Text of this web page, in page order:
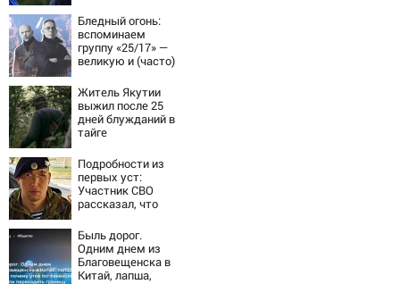
Бледный огонь:
вспоминаем
группу «25/17» —
великую и (часто)
Житель Якутии
выжил после 25
дней блужданий в
тайге
Подробности из
первых уст:
Участник СВО
рассказал, что
схватке с
медведем
Быль дорог.
Одним днем из
Благовещенска в
Китай, лапша,